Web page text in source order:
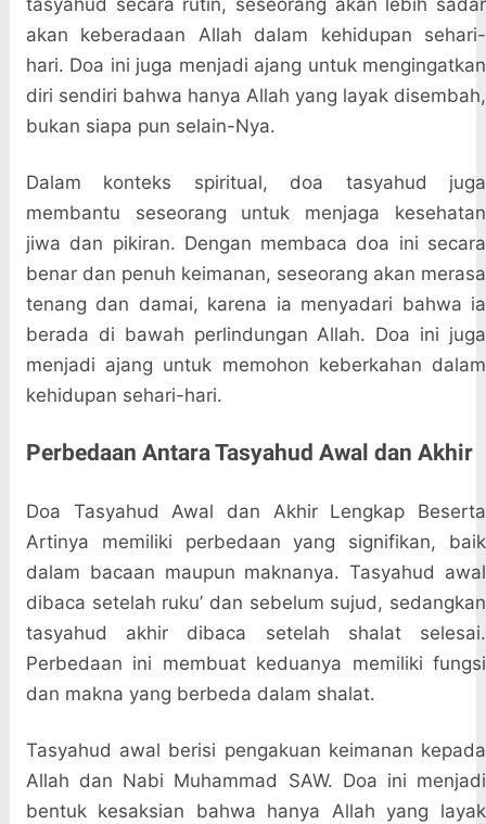
tasyahud secara rutin, seseorang akan lebih sadar
akan keberadaan Allah dalam kehidupan sehari-
hari. Doa ini juga menjadi ajang untuk mengingatkan
diri sendiri bahwa hanya Allah yang layak disembah,
bukan siapa pun selain-Nya.
Dalam konteks spiritual, doa tasyahud juga
membantu seseorang untuk menjaga kesehatan
jiwa dan pikiran. Dengan membaca doa ini secara
benar dan penuh keimanan, seseorang akan merasa
tenang dan damai, karena ia menyadari bahwa ia
berada di bawah perlindungan Allah. Doa ini juga
menjadi ajang untuk memohon keberkahan dalam
kehidupan sehari-hari.
Perbedaan Antara Tasyahud Awal dan Akhir
Doa Tasyahud Awal dan Akhir Lengkap Beserta
Artinya memiliki perbedaan yang signifikan, baik
dalam bacaan maupun maknanya. Tasyahud awal
dibaca setelah ruku’ dan sebelum sujud, sedangkan
tasyahud akhir dibaca setelah shalat selesai.
Perbedaan ini membuat keduanya memiliki fungsi
dan makna yang berbeda dalam shalat.
Tasyahud awal berisi pengakuan keimanan kepada
Allah dan Nabi Muhammad SAW. Doa ini menjadi
bentuk kesaksian bahwa hanya Allah yang layak